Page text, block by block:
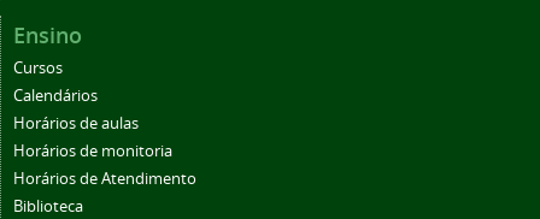
Ensino
Cursos
Calendários
Horários de aulas
Horários de monitoria
Horários de Atendimento
Biblioteca